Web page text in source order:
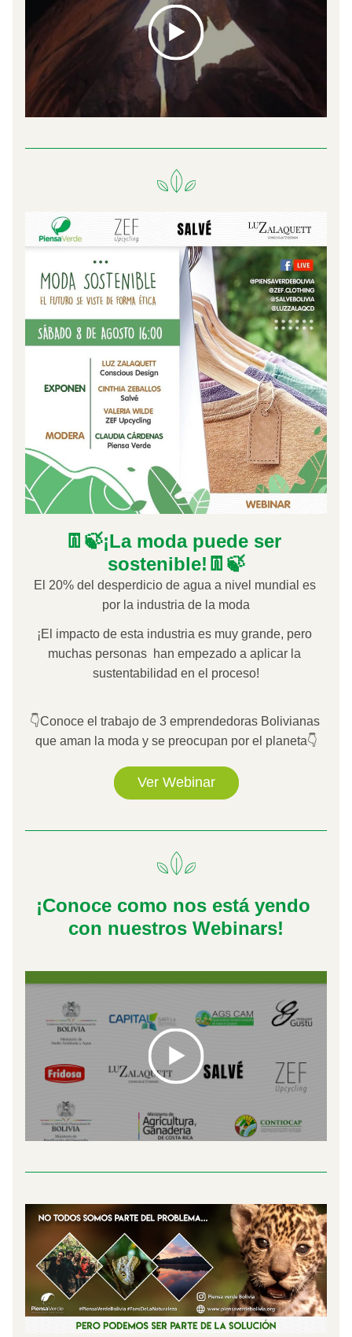
👖🍃¡La moda puede ser
sostenible!👖🍃
El 20% del desperdicio de agua a nivel mundial es
por la industria de la moda
¡El impacto de esta industria es muy grande, pero
muchas personas  han empezado a aplicar la
sustentabilidad en el proceso!
👇Conoce el trabajo de 3 emprendedoras Bolivianas
que aman la moda y se preocupan por el planeta👇
Ver Webinar
¡Conoce como nos está yendo
con nuestros Webinars!